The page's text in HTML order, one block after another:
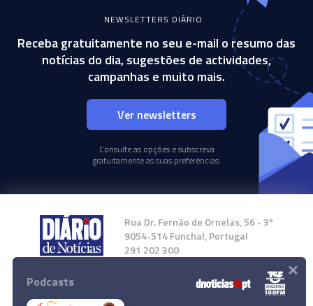
NEWSLETTERS DIÁRIO
Receba gratuitamente no seu e-mail o resumo das
notícias do dia, sugestões de actividades,
campanhas e muito mais.
Ver newsletters
Consulte as opções e subscreva
gratuitamente as suas preferências.
Rua Dr. Fernão de Ornelas, 56 - 3º
9054-514 Funchal, Portugal
291 202 300
Instale a nossa App
Podcasts ×